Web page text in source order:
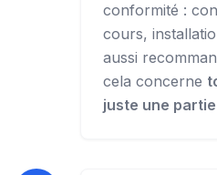
conformité :
cours,
aussi
cela concerne
juste une partie